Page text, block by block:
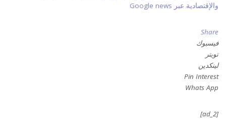
والإقتصادية عبر Google news
Share
فيسبوك
تويتر
لينكدين
Pin Interest
Whats App
[ad_2]